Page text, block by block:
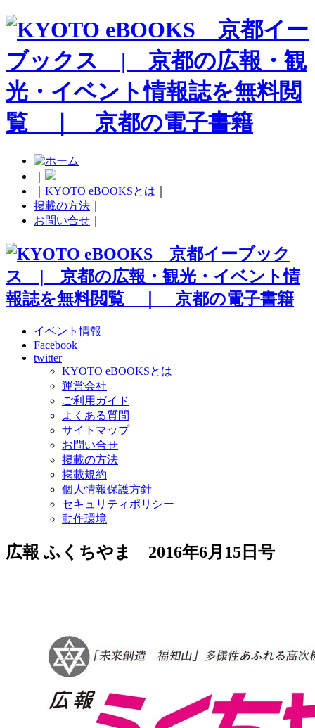
KYOTO eBOOKSとは
掲載の方法
お問い合せ
イベント情報
Facebook
twitter
KYOTO eBOOKSとは
運営会社
ご利用ガイド
よくある質問
サイトマップ
お問い合せ
掲載の方法
掲載規約
個人情報保護方針
セキュリティポリシー
動作環境
広報 ふくちやま 2016年6月15日号